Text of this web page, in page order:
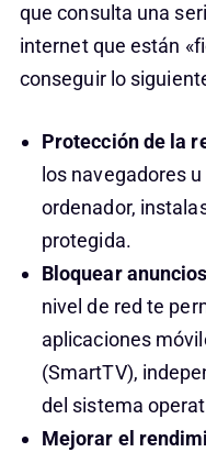
que consulta una
internet que están
conseguir lo
Protección de la
los navegadores
ordenador,
protegida.
Bloquear
nivel de red te
aplicaciones
(SmartTV),
del sistema
Mejorar el